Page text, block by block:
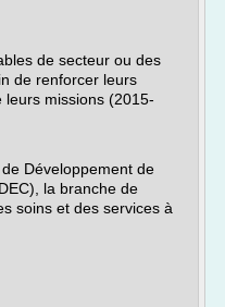
de secteur ou des
de renforcer leurs
missions (2015-
Développement de
la branche de
soins et des services à